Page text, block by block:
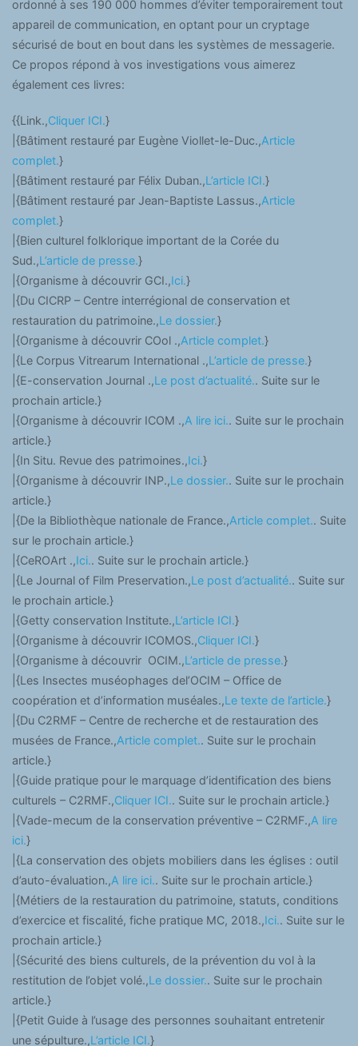
ordonné à ses 190 000 hommes d’éviter temporairement tout
appareil de communication, en optant pour un cryptage
sécurisé de bout en bout dans les systèmes de messagerie.
Ce propos répond à vos investigations vous aimerez
également ces livres:
{{Link.,Cliquer ICI.}
|{Bâtiment restauré par Eugène Viollet-le-Duc.,Article
complet.}
|{Bâtiment restauré par Félix Duban.,L’article ICI.}
|{Bâtiment restauré par Jean-Baptiste Lassus.,Article
complet.}
|{Bien culturel folklorique important de la Corée du
Sud.,L’article de presse.}
|{Organisme à découvrir GCI.,Ici.}
|{Du CICRP – Centre interrégional de conservation et
restauration du patrimoine.,Le dossier.}
|{Organisme à découvrir COol .,Article complet.}
|{Le Corpus Vitrearum International .,L’article de presse.}
|{E-conservation Journal .,Le post d’actualité.. Suite sur le
prochain article.}
|{Organisme à découvrir ICOM .,A lire ici.. Suite sur le prochain
article.}
|{In Situ. Revue des patrimoines.,Ici.}
|{Organisme à découvrir INP.,Le dossier.. Suite sur le prochain
article.}
|{De la Bibliothèque nationale de France.,Article complet.. Suite
sur le prochain article.}
|{CeROArt .,Ici.. Suite sur le prochain article.}
|{Le Journal of Film Preservation.,Le post d’actualité.. Suite sur
le prochain article.}
|{Getty conservation Institute.,L’article ICI.}
|{Organisme à découvrir ICOMOS.,Cliquer ICI.}
|{Organisme à découvrir OCIM.,L’article de presse.}
|{Les Insectes muséophages del’OCIM – Office de
coopération et d’information muséales.,Le texte de l’article.}
|{Du C2RMF – Centre de recherche et de restauration des
musées de France.,Article complet.. Suite sur le prochain
article.}
|{Guide pratique pour le marquage d’identification des biens
culturels – C2RMF.,Cliquer ICI.. Suite sur le prochain article.}
|{Vade-mecum de la conservation préventive – C2RMF.,A lire
ici.}
|{La conservation des objets mobiliers dans les églises : outil
d’auto-évaluation.,A lire ici.. Suite sur le prochain article.}
|{Métiers de la restauration du patrimoine, statuts, conditions
d’exercice et fiscalité, fiche pratique MC, 2018.,Ici.. Suite sur le
prochain article.}
|{Sécurité des biens culturels, de la prévention du vol à la
restitution de l’objet volé.,Le dossier.. Suite sur le prochain
article.}
|{Petit Guide à l’usage des personnes souhaitant entretenir
une sépulture.,L’article ICI.}